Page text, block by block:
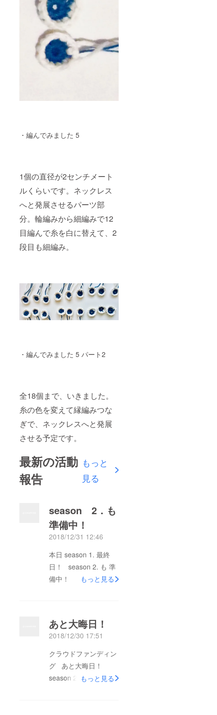
・編んでみました 5
1個の直径が2センチメート
ルくらいです。ネックレス
へと発展させるパーツ部
分。輪編みから細編みで12
目編んで糸を白に替えて、2
段目も細編み。
・編んでみました 5 パート2
全18個まで、いきました。
糸の色を変えて縁編みつな
ぎで、ネックレスへと発展
させる予定です。
最新の活動
報告
もっと
見る
season 2．も
準備中！
2018/12/31 12:46
本日 season 1. 最終
日！ season 2. も 準
備中！ どうぞよろし
もっと見る
あと大晦日！
2018/12/30 17:51
クラウドファンディン
グ あと大晦日！
season 2.も お楽し
もっと見る